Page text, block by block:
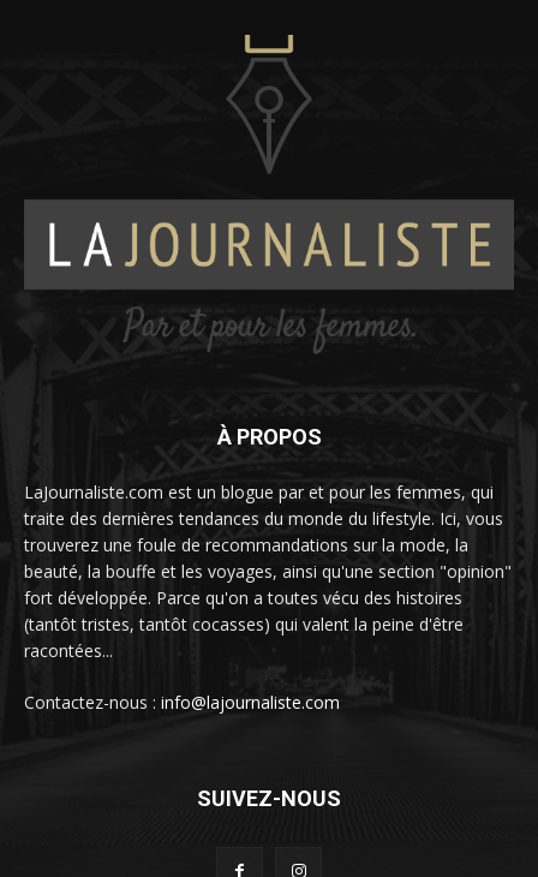
À PROPOS
LaJournaliste.com est un blogue par et pour les femmes, qui
traite des dernières tendances du monde du lifestyle. Ici, vous
trouverez une foule de recommandations sur la mode, la
beauté, la bouffe et les voyages, ainsi qu'une section "opinion"
fort développée. Parce qu'on a toutes vécu des histoires
(tantôt tristes, tantôt cocasses) qui valent la peine d'être
racontées...
Contactez-nous : info@lajournaliste.com
SUIVEZ-NOUS